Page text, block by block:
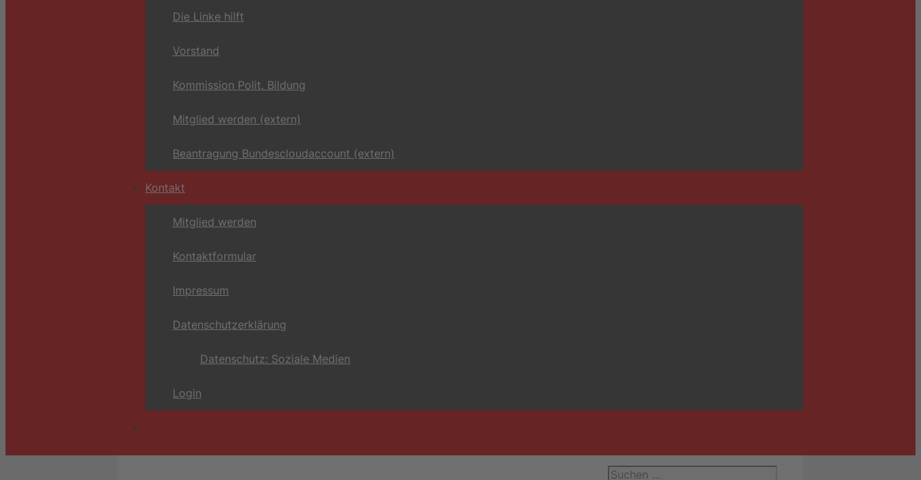
Die Linke hilft
Vorstand
Kommission Polit. Bildung
Mitglied werden (extern)
Beantragung Bundescloudaccount (extern)
Kontakt
Mitglied werden
Kontaktformular
Impressum
Datenschutzerklärung
Datenschutz: Soziale Medien
Login
Suchen